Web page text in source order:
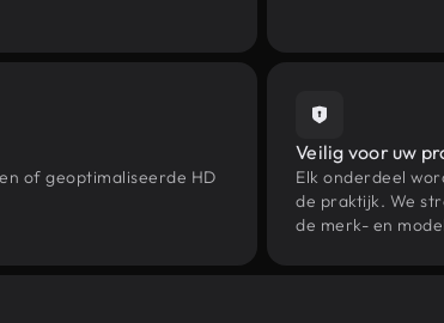
of geoptimaliseerde HD
Veilig voor uw
Elk onderdeel
de praktijk. We
de merk- en